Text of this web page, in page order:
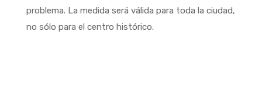
problema. La medida será válida para toda la ciudad,
no sólo para el centro histórico.